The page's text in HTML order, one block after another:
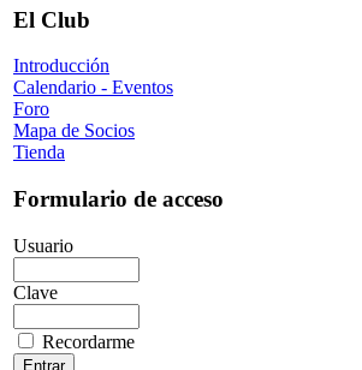
El Club
Introducción
Calendario - Eventos
Foro
Mapa de Socios
Tienda
Formulario de acceso
Usuario
Clave
Recordarme